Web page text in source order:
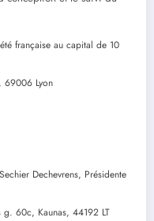
française au capital de 10
69006 Lyon
Dechevrens, Présidente
g. 60c, Kaunas, 44192 LT